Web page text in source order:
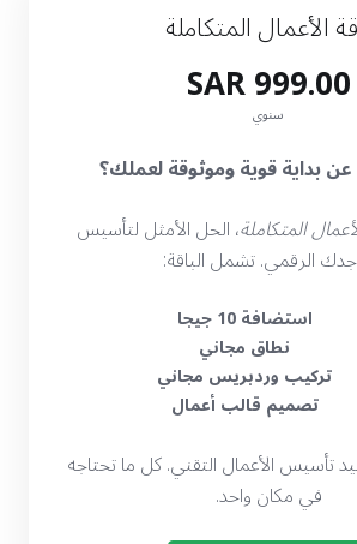
الأعمال المتكاملة
999.00 SAR
سنوي
بداية قوية وموثوقة لعملك؟
المتكاملة، الحل الأمثل لتأسيس
الرقمي. تشمل الباقة:
استضافة 10 جيجا
نطاق مجاني
تركيب وردبريس مجاني
تصميم قالب أعمال
تأسيس الأعمال التقني. كل ما تحتاجه
في مكان واحد.